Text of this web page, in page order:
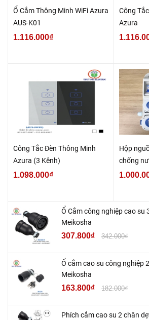
Ổ Cắm Thông Minh WiFi Azura
AUS-K01
1.116.000₫
Công
Azura
Công Tắc Đèn Thông Minh
Azura (3 Kênh)
1.098.000₫
Hộp
chống
Ổ Cắm công nghiệp cao su
Meikosha
307.800₫ 342.000₫
Ổ cắm cao su công nghiệp
Meikosha
163.800₫ 182.000₫
Phích cắm cao su 2 chân